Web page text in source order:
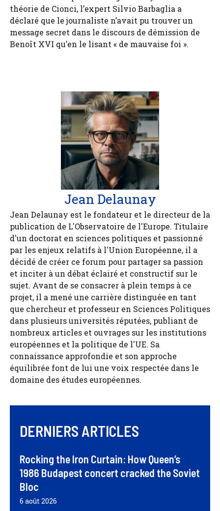
théorie de Cionci, l’expert Silvio Barbaglia a
déclaré que le journaliste n’avait pu trouver un
message secret dans le discours de démission de
Benoît XVI qu’en le lisant « de mauvaise foi ».
Jean Delaunay
Jean Delaunay est le fondateur et le directeur de la
publication de L'Observatoire de l'Europe. Titulaire
d'un doctorat en sciences politiques et passionné
par les enjeux relatifs à l'Union Européenne, il a
décidé de créer ce forum pour partager sa passion
et inciter à un débat éclairé et constructif sur le
sujet. Avant de se consacrer à plein temps à ce
projet, il a mené une carrière distinguée en tant
que chercheur et professeur en Sciences Politiques
dans plusieurs universités réputées, publiant de
nombreux articles et ouvrages sur les institutions
européennes et la politique de l'UE. Sa
connaissance approfondie et son approche
équilibrée font de lui une voix respectée dans le
domaine des études européennes.
DERNIERS ARTICLES
Rocking the Iron Curtain: How Queen’s
1986 Budapest concert cracked the Soviet
Bloc
6 août 2026